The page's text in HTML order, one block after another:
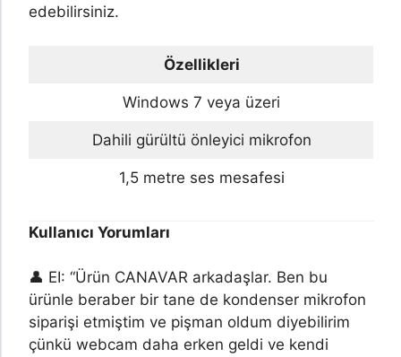
edebilirsiniz.
Özellikleri
Windows 7 veya üzeri
Dahili gürültü önleyici mikrofon
1,5 metre ses mesafesi
Kullanıcı Yorumları
👤 EI: “Ürün CANAVAR arkadaşlar. Ben bu
ürünle beraber bir tane de kondenser mikrofon
siparişi etmiştim ve pişman oldum diyebilirim
çünkü webcam daha erken geldi ve kendi